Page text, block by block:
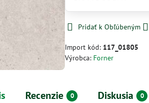
Pridať k Obľúbeným
Import kód: 117_01805
Výrobca: Forner
Recenzie 0 Diskusia 0